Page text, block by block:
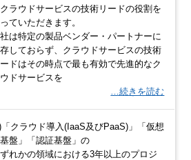
クラウドサービスの技術リードの役割を
ていただきます。
は特定の製品ベンダー・パートナーに
しておらず、クラウドサービスの技術
ードはその時点で最も有効で先進的なク
ドサービスを
…続きを読む
「クラウド導入(IaaS及びPaaS)」「仮想
盤」「認証基盤」の
れかの領域における3年以上のプロジ